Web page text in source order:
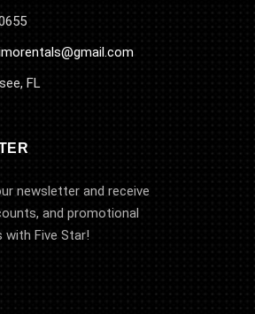
FL
newsletter and receive
and promotional
Five Star!